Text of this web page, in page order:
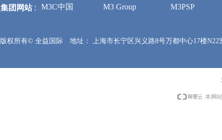
版权所有© 全益国际 地址： 上海市长宁区兴义路8号万都中心17楼N22
集团网站: M3C中国 M3 Group M3PSP
本网